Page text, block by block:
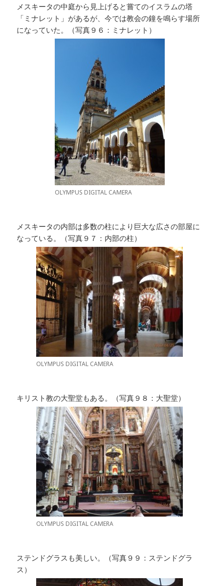
メスキータの中庭から見上げると嘗てのイスラムの塔
「ミナレット」があるが、今では教会の鐘を鳴らす場所
になっていた。（写真９６：ミナレット）
OLYMPUS DIGITAL CAMERA
メスキータの内部は多数の柱により巨大な広さの部屋に
なっている。（写真９７：内部の柱）
OLYMPUS DIGITAL CAMERA
キリスト教の大聖堂もある。（写真９８：大聖堂）
OLYMPUS DIGITAL CAMERA
ステンドグラスも美しい。（写真９９：ステンドグラ
ス）